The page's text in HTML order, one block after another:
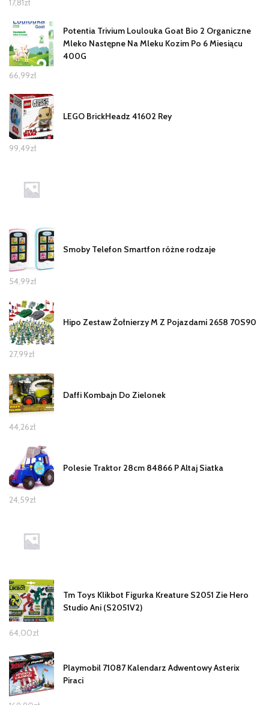
17,81zł
Potentia Trivium Loulouka Goat Bio 2 Organiczne
Mleko Następne Na Mleku Kozim Po 6 Miesiącu
400G
66,99zł
LEGO BrickHeadz 41602 Rey
99,49zł
Smoby Telefon Smartfon różne rodzaje
54,99zł
Hipo Zestaw Żołnierzy M Z Pojazdami 2658 70S90
27,99zł
Daffi Kombajn Do Zielonek
44,26zł
Polesie Traktor 28cm 84866 P Altaj Siatka
24,59zł
Tm Toys Klikbot Figurka Kreature S2051 Zie Hero
Studio Ani (S2051V2)
64,00zł
Playmobil 71087 Kalendarz Adwentowy Asterix
Piraci